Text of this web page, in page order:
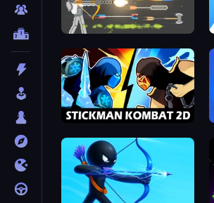
Ragdoll Archers
Stickman Kombat 2D